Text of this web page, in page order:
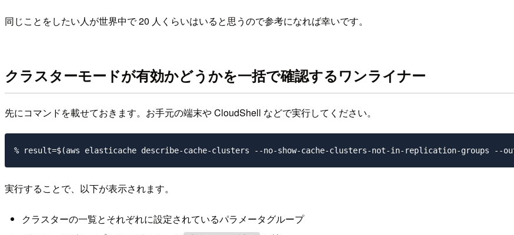
同じことをしたい人が世界中で 20 人くらいはいると思うので参考になれば幸いです。
クラスターモードが有効かどうかを一括で確認するワンライナー
先にコマンドを載せておきます。お手元の端末や CloudShell などで実行してください。
実行することで、以下が表示されます。
クラスターの一覧とそれぞれに設定されているパラメータグループ